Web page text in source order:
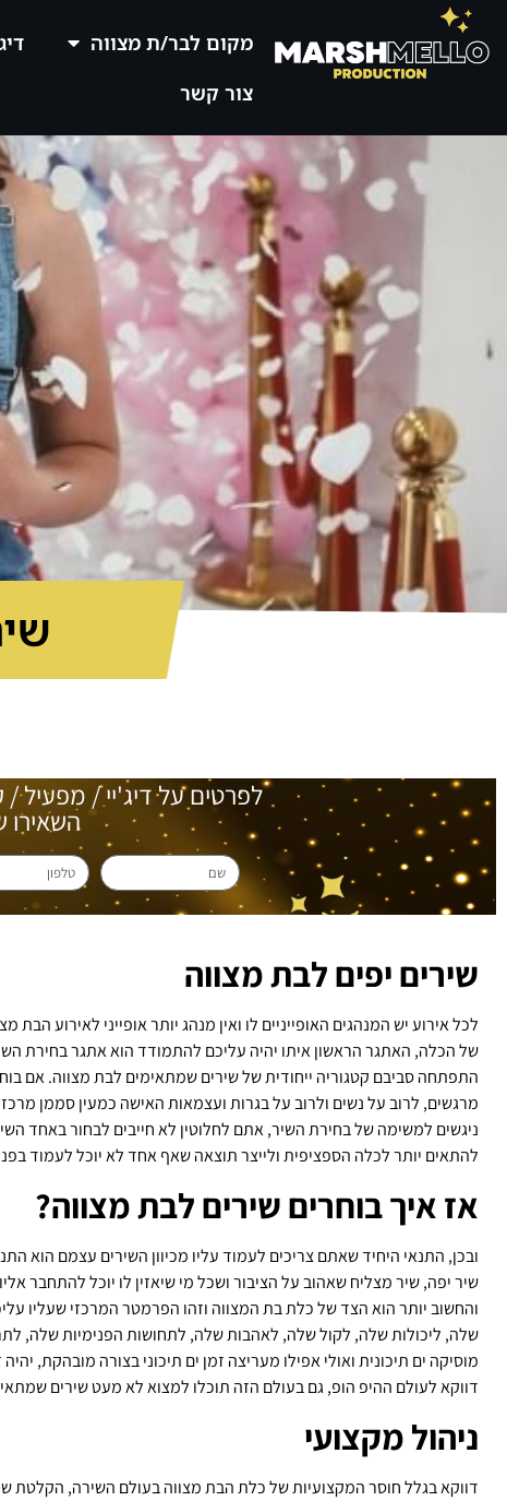
מקום לבר/ת מצווה
צור קשר
לפרטים על דיג'יי / מפעיל /
השאירו
שירים יפים לבת מצווה
לכל אירוע יש המנהגים האופייניים לו ואין מנהג יותר אופייני
של הכלה, האתגר הראשון איתו יהיה עליכם להתמודד הוא אתגר בחירת
התפתחה סביבם קטגוריה ייחודית של שירים שמתאימים לבת מצווה. אם
מרגשים, לרוב על נשים ולרוב על בגרות ועצמאות האישה כמעין סממן
ניגשים למשימה של בחירת השיר, אתם לחלוטין לא חייבים לבחור באחד
להתאים יותר לכלה הספציפית ולייצר תוצאה שאף אחד לא יוכל לעמוד
אז איך בוחרים שירים לבת מצווה?
ובכן, התנאי היחיד שאתם צריכים לעמוד עליו מכיוון השירים עצמם הוא
שיר יפה, שיר מצליח שאהוב על הציבור ושכל מי שיאזין לו יוכל להתחבר
והחשוב יותר הוא הצד של כלת בת המצווה וזהו הפרמטר המרכזי שעליו
שלה, ליכולות שלה, לקול שלה, לאהבות שלה, לתחושות הפנימיות שלה,
מוסיקה ים תיכונית ואולי אפילו מעריצה זמן ים תיכוני בצורה מובהקת,
דווקא לעולם ההיפ הופ, גם בעולם הזה תוכלו למצוא לא מעט שירים
ניהול מקצועי
דווקא בגלל חוסר המקצועיות של כלת הבת מצווה בעולם השירה, הקלטת